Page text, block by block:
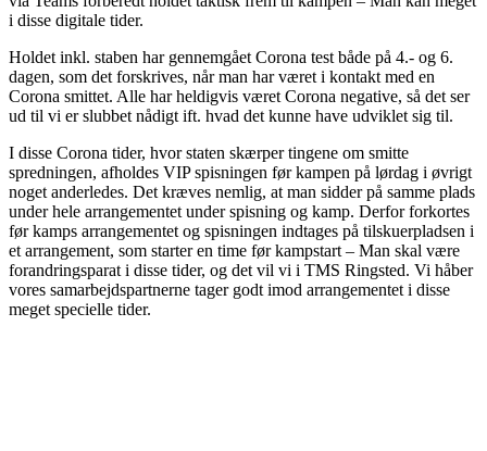
i disse digitale tider.
Holdet inkl. staben har gennemgået Corona test både på 4.- og 6.
dagen, som det forskrives, når man har været i kontakt med en
Corona smittet. Alle har heldigvis været Corona negative, så det ser
ud til vi er slubbet nådigt ift. hvad det kunne have udviklet sig til.
I disse Corona tider, hvor staten skærper tingene om smitte
spredningen, afholdes VIP spisningen før kampen på lørdag i øvrigt
noget anderledes. Det kræves nemlig, at man sidder på samme plads
under hele arrangementet under spisning og kamp. Derfor forkortes
før kamps arrangementet og spisningen indtages på tilskuerpladsen i
et arrangement, som starter en time før kampstart – Man skal være
forandringsparat i disse tider, og det vil vi i TMS Ringsted. Vi håber
vores samarbejdspartnerne tager godt imod arrangementet i disse
meget specielle tider.